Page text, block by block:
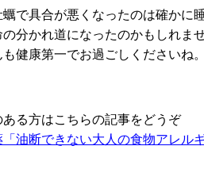
で具合が悪くなったのは確かに
分かれ道になったのかもしれませ
健康第一でお過ごしくださいね。
ある方はこちらの記事をどうぞ
油断できない大人の食物アレル